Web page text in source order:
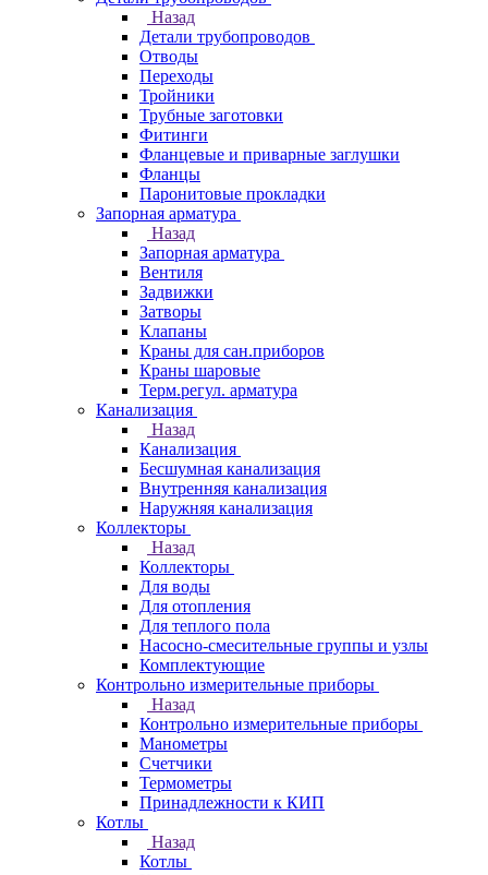
Назад
Детали трубопроводов
Отводы
Переходы
Тройники
Трубные заготовки
Фитинги
Фланцевые и приварные заглушки
Фланцы
Паронитовые прокладки
Запорная арматура
Назад
Запорная арматура
Вентиля
Задвижки
Затворы
Клапаны
Краны для сан.приборов
Краны шаровые
Терм.регул. арматура
Канализация
Назад
Канализация
Бесшумная канализация
Внутренняя канализация
Наружняя канализация
Коллекторы
Назад
Коллекторы
Для воды
Для отопления
Для теплого пола
Насосно-смесительные группы и узлы
Комплектующие
Контрольно измерительные приборы
Назад
Контрольно измерительные приборы
Манометры
Счетчики
Термометры
Принадлежности к КИП
Котлы
Назад
Котлы